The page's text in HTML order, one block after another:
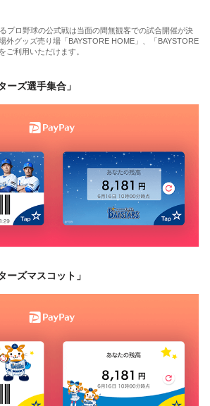
プロ野球の公式戦は当面の間無観客での試合開催が決
外グッズ売り場「BAYSTORE HOME」、「BAYSTORE
ご利用いただけます。
ーズ選手集合」
ーズマスコット」